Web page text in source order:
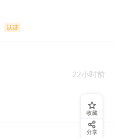
认证
22小时前
收藏
分享